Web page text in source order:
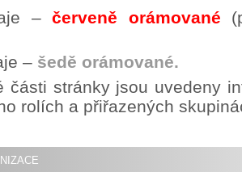
–červeně orámované
– šedě orámované.
části stránky jsou uvedeny
rolích a přiřazených